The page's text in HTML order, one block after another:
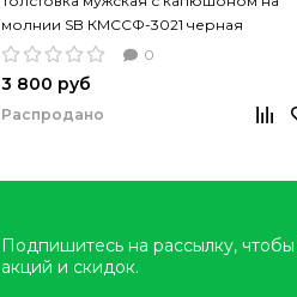
молнии SB КМССФ-3021 черная
0
3 800 руб
Распродано
Подпишитесь на рассылку,
акций и скидок.